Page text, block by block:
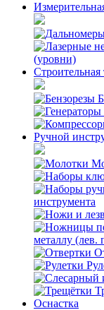
(уровни)
Строительная
Ручной
инструмента
металлу (лев.
Оснастка